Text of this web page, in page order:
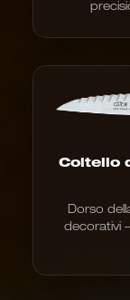
Coltello
Dorso
decorativi